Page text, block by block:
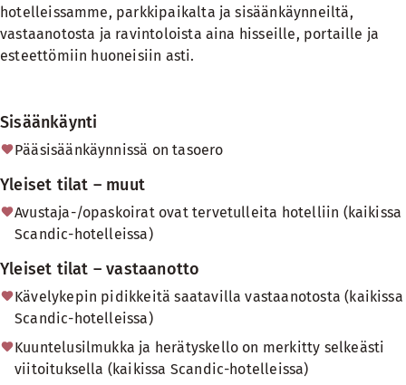
hotelleissamme, parkkipaikalta ja sisäänkäynneiltä,
vastaanotosta ja ravintoloista aina hisseille, portaille ja
esteettömiin huoneisiin asti.
Sisäänkäynti
Pääsisäänkäynnissä on tasoero
Yleiset tilat – muut
Avustaja-/opaskoirat ovat tervetulleita hotelliin (kaikissa
Scandic-hotelleissa)
Yleiset tilat – vastaanotto
Kävelykepin pidikkeitä saatavilla vastaanotosta (kaikissa
Scandic-hotelleissa)
Kuuntelusilmukka ja herätyskello on merkitty selkeästi
viitoituksella (kaikissa Scandic-hotelleissa)